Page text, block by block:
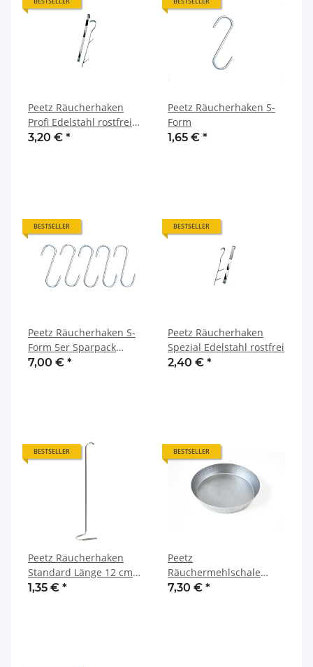
Peetz Räucherhaken
Profi Edelstahl rostfrei
V2A
3,20 € *
Peetz Räucherhaken S-
Form
1,65 € *
BESTSELLER
Peetz Räucherhaken S-
Form 5er Sparpack
Edelstahl
7,00 € *
BESTSELLER
Peetz Räucherhaken
Spezial Edelstahl rostfrei
2,40 € *
BESTSELLER
Peetz Räucherhaken
Standard Länge 12 cm
Edelstahl V2A
1,35 € *
BESTSELLER
Peetz
Räuchermehlschale
universal
7,30 € *